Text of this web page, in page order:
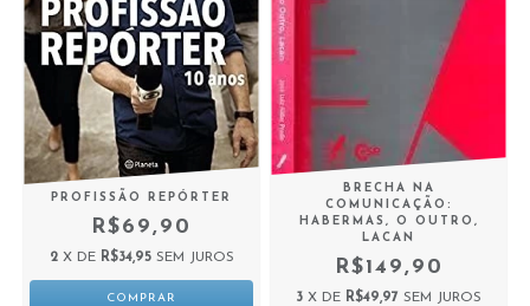
PROFISSÃO REPÓRTER
R$69,90
2 X DE R$34,95 SEM JUROS
BRECHA NA
COMUNICAÇÃO:
HABERMAS, O OUTRO,
LACAN
R$149,90
3 X DE R$49,97 SEM JUROS